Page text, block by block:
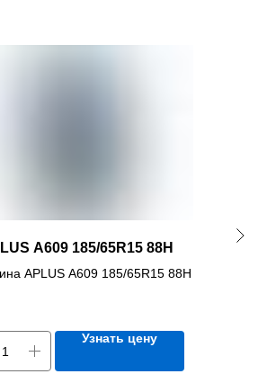
A609 185/65R15 88H
APLUS A609 185/65R15 88H
Узнать цену